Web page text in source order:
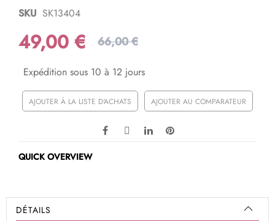
d’images
SKU SK13404
49,00 € 66,00 €
Expédition sous 10 à 12 jours
AJOUTER À LA LISTE D'ACHATS AJOUTER AU COMPARATEUR
QUICK OVERVIEW
DÉTAILS